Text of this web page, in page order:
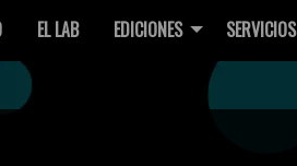
EL LAB EDICIONES SERVICIOS